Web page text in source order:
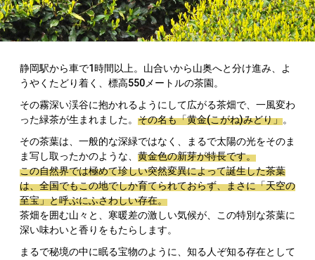
静岡駅から車で1時間以上。山合いから山奥へと分け進み、よ
うやくたどり着く、標高550メートルの茶園。
その霧深い渓谷に抱かれるようにして広がる茶畑で、一風変わ
った緑茶が生まれました。 その名も「黄金(こがね)みどり」。
その茶葉は、一般的な深緑ではなく、まるで太陽の光をそのま
ま写し取ったかのような、 黄金色の新芽が特長です。
この自然界では極めて珍しい突然変異によって誕生した茶葉
は、全国でもこの地でしか育てられておらず、まさに「天空の
至宝」と呼ぶにふさわしい存在。
茶畑を囲む山々と、寒暖差の激しい気候が、この特別な茶葉に
深い味わいと香りをもたらします。
まるで秘境の中に眠る宝物のように、知る人ぞ知る存在として